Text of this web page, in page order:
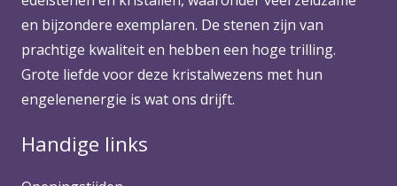
en bijzondere exemplaren. De stenen zijn van
prachtige kwaliteit en hebben een hoge trilling.
Grote liefde voor deze kristalwezens met hun
engelenenergie is wat ons drijft.
Handige links